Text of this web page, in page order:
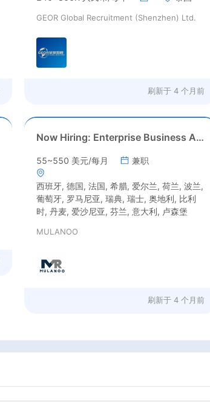
GEOR Global Recruitment (Shenzhen) Ltd.
刷新于 4 个月前
Now Hiring: Enterprise Business Agent (EU Nationals Only)
55~550 美元/每月 兼职
西班牙, 德国, 法国, 希腊, 爱尔兰, 荷兰, 波兰,
葡萄牙, 罗马尼亚, 瑞典, 瑞士, 奥地利, 比利
时, 丹麦, 爱沙尼亚, 芬兰, 意大利, 卢森堡
MULANOO
刷新于 4 个月前